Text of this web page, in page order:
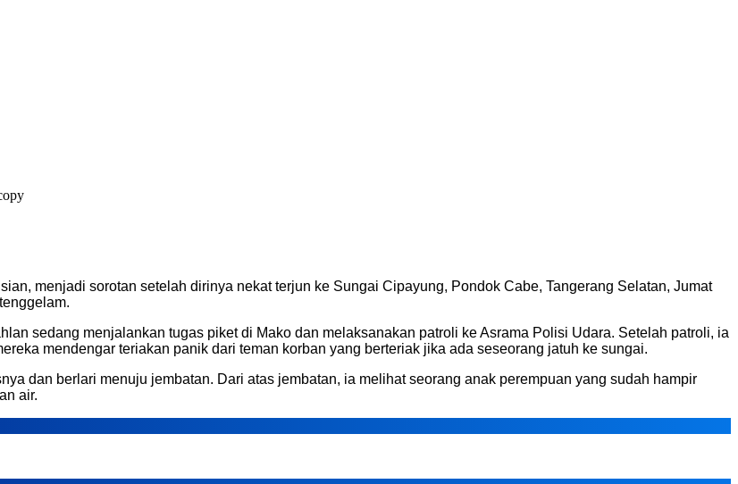
menjadi sorotan setelah dirinya nekat terjun ke Sungai Cipayung, Pondok Cabe, Tangerang Selatan, Jumat
sedang menjalankan tugas piket di Mako dan melaksanakan patroli ke Asrama Polisi Udara. Setelah patroli, ia
mendengar teriakan panik dari teman korban yang berteriak jika ada seseorang jatuh ke sungai.
dan berlari menuju jembatan. Dari atas jembatan, ia melihat seorang anak perempuan yang sudah hampir
air.